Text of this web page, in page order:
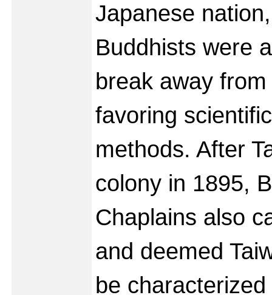
Japanese
Buddhists were
break away
favoring
methods. After
colony in 1895,
Chaplains also
and deemed
be characterized